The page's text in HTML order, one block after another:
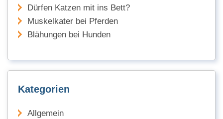
Dürfen Katzen mit ins Bett?
Muskelkater bei Pferden
Blähungen bei Hunden
Kategorien
Allgemein